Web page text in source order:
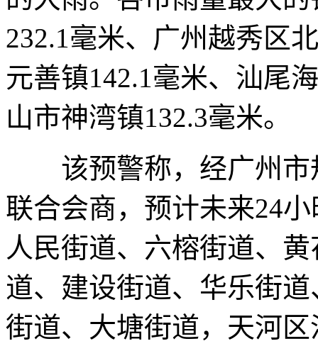
232.1毫米、广州越秀区
元善镇142.1毫米、汕尾
山市神湾镇132.3毫米。
该预警称，经广州市
联合会商，预计未来24
人民街道、六榕街道、
道、建设街道、华乐街
街道、大塘街道，天河